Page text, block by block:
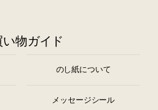
い物ガイド
のし紙について
メッセージシール